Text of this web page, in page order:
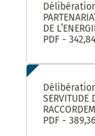
Délibération
DE
PDF -
SERVITUDE
EAUX
PDF -